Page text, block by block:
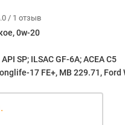
/ 1 отзыв
0w-20
API SP; ILSAC GF-6A; ACEA C5
17 FE+, MB 229.71,